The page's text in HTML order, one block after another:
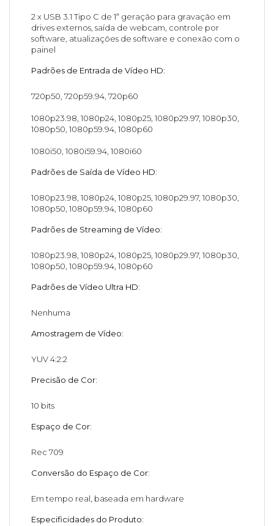
2 x USB 3.1 Tipo C de 1ª geração para gravação em
drives externos, saída de webcam, controle por
software, atualizações de software e conexão com o
painel
Padrões de Entrada de Vídeo HD:
720p50, 720p59.94, 720p60
1080p23.98, 1080p24, 1080p25, 1080p29.97, 1080p30,
1080p50, 1080p59.94, 1080p60
1080i50, 1080i59.94, 1080i60
Padrões de Saída de Vídeo HD:
1080p23.98, 1080p24, 1080p25, 1080p29.97, 1080p30,
1080p50, 1080p59.94, 1080p60
Padrões de Streaming de Vídeo:
1080p23.98, 1080p24, 1080p25, 1080p29.97, 1080p30,
1080p50, 1080p59.94, 1080p60
Padrões de Vídeo Ultra HD:
Nenhuma
Amostragem de Vídeo:
YUV 4:2:2
Precisão de Cor:
10 bits
Espaço de Cor:
Rec 709
Conversão do Espaço de Cor:
Em tempo real, baseada em hardware
Especificidades do Produto: